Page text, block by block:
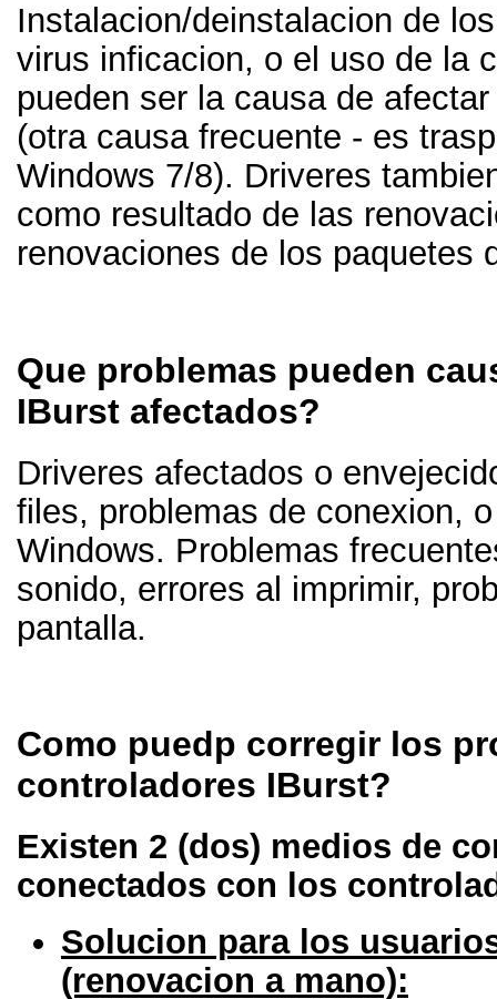
Instalacion/deinstalacion de
virus inficacion, o el uso de la
pueden ser la causa de
(otra causa frecuente - es
Windows 7/8). Driveres
como resultado de las
renovaciones de los paquetes
Que problemas pueden
IBurst afectados?
Driveres afectados o
files, problemas de conexion,
Windows. Problemas
sonido, errores al imprimir,
pantalla.
Como puedp corregir los
controladores IBurst?
Existen 2 (dos) medios de
conectados con los
Solucion para los
(renovacion a mano):